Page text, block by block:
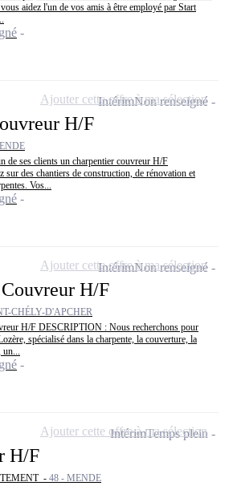
aidez l'un de vos amis à être employé par Start
H/F
de ses clients un charpentier couvreur H/F
sur des chantiers de construction, de rénovation et
Vos...
IntérimNon renseigné
Ajouter cette offre à ma sélection
H/F
CHÉLY-D'APCHER
H/F DESCRIPTION : Nous recherchons pour
spécialisé dans la charpente, la couverture, la
IntérimNon renseigné
Ajouter cette offre à ma sélection
H/F
- 48 - MENDE
IntérimTemps plein
Ajouter cette offre à ma sélection